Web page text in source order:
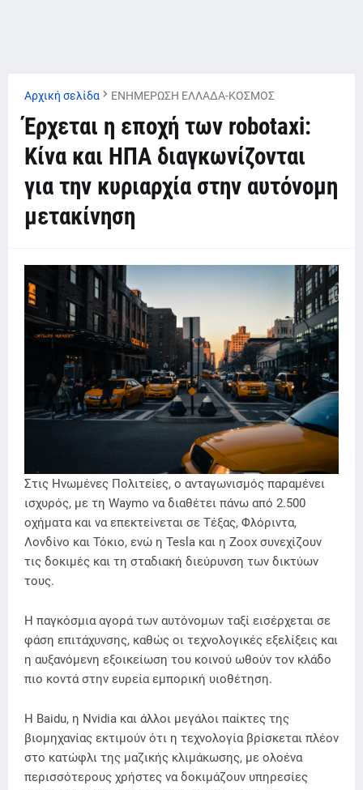
Αρχική σελίδα ΕΝΗΜΕΡΩΣΗ ΕΛΛΑΔΑ-ΚΟΣΜΟΣ
Έρχεται η εποχή των robotaxi:
Κίνα και ΗΠΑ διαγκωνίζονται
για την κυριαρχία στην αυτόνομη
μετακίνηση
Στις Ηνωμένες Πολιτείες, ο ανταγωνισμός παραμένει
ισχυρός, με τη Waymo να διαθέτει πάνω από 2.500
οχήματα και να επεκτείνεται σε Τέξας, Φλόριντα,
Λονδίνο και Τόκιο, ενώ η Tesla και η Zoox συνεχίζουν
τις δοκιμές και τη σταδιακή διεύρυνση των δικτύων
τους.
Η παγκόσμια αγορά των αυτόνομων ταξί εισέρχεται σε
φάση επιτάχυνσης, καθώς οι τεχνολογικές εξελίξεις και
η αυξανόμενη εξοικείωση του κοινού ωθούν τον κλάδο
πιο κοντά στην ευρεία εμπορική υιοθέτηση.
Η Baidu, η Nvidia και άλλοι μεγάλοι παίκτες της
βιομηχανίας εκτιμούν ότι η τεχνολογία βρίσκεται πλέον
στο κατώφλι της μαζικής κλιμάκωσης, με ολοένα
περισσότερους χρήστες να δοκιμάζουν υπηρεσίες